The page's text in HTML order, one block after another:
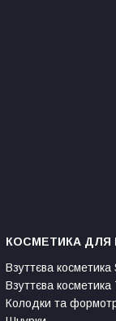
КОСМЕТИКА ДЛЯ
Взуттєва косметика
Взуттєва косметика
Колодки та